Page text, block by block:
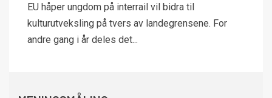
EU håper ungdom på interrail vil bidra til
kulturutveksling på tvers av landegrensene. For
andre gang i år deles det...